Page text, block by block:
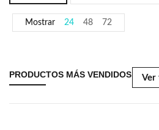
Mostrar 24 48 72
PRODUCTOS MÁS VENDIDOS Ver